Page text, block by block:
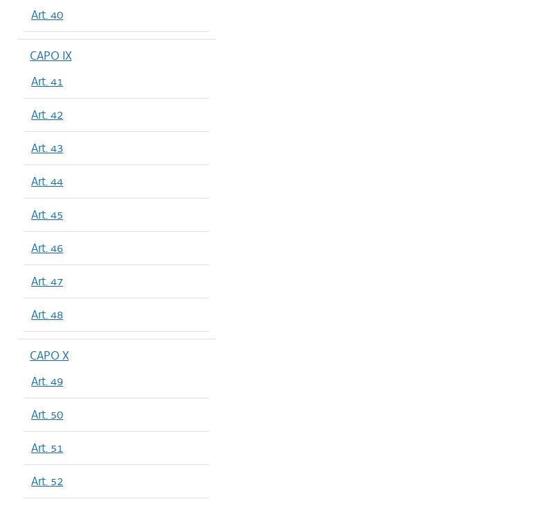
Art. 40
CAPO IX
Art. 41
Art. 42
Art. 43
Art. 44
Art. 45
Art. 46
Art. 47
Art. 48
CAPO X
Art. 49
Art. 50
Art. 51
Art. 52